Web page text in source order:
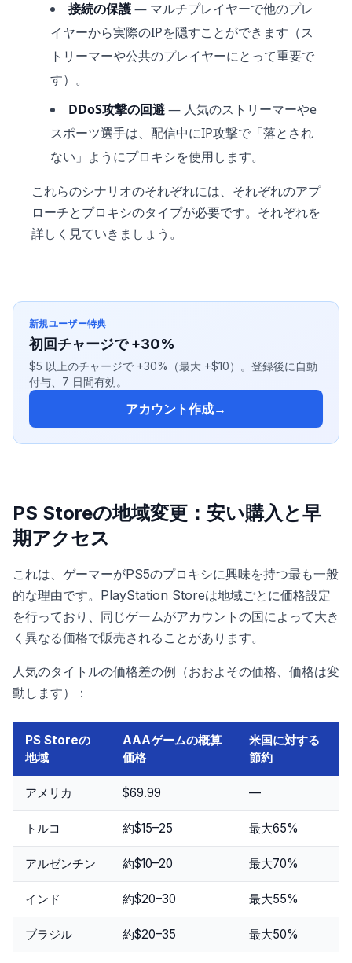
接続の保護— マルチプレイヤーで他のプレ
イヤーから実際のIPを隠すことができます（ス
トリーマーや公共のプレイヤーにとって重要で
す）。
DDoS攻撃の回避— 人気のストリーマーやe
スポーツ選手は、配信中にIP攻撃で「落とされ
ない」ようにプロキシを使用します。
これらのシナリオのそれぞれには、それぞれのアプ
ローチとプロキシのタイプが必要です。それぞれを
詳しく見ていきましょう。
新規ユーザー特典
初回チャージで +30%
$5 以上のチャージで +30%（最大 +$10）。登録後に自動
付与、7 日間有効。
アカウント作成→
PS Storeの地域変更：安い購入と早
期アクセス
これは、ゲーマーがPS5のプロキシに興味を持つ最も一般
的な理由です。PlayStation Storeは地域ごとに価格設定
を行っており、同じゲームがアカウントの国によって大き
く異なる価格で販売されることがあります。
人気のタイトルの価格差の例（おおよその価格、価格は変
動します）：
PS Storeの
地域
AAAゲームの概算
価格
米国に対する
節約
アメリカ $69.99 —
トルコ 約$15–25 最大65%
アルゼンチン 約$10–20 最大70%
インド 約$20–30 最大55%
ブラジル 約$20–35 最大50%